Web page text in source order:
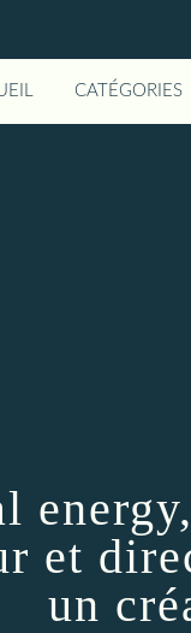
CATÉGORIES
et
un